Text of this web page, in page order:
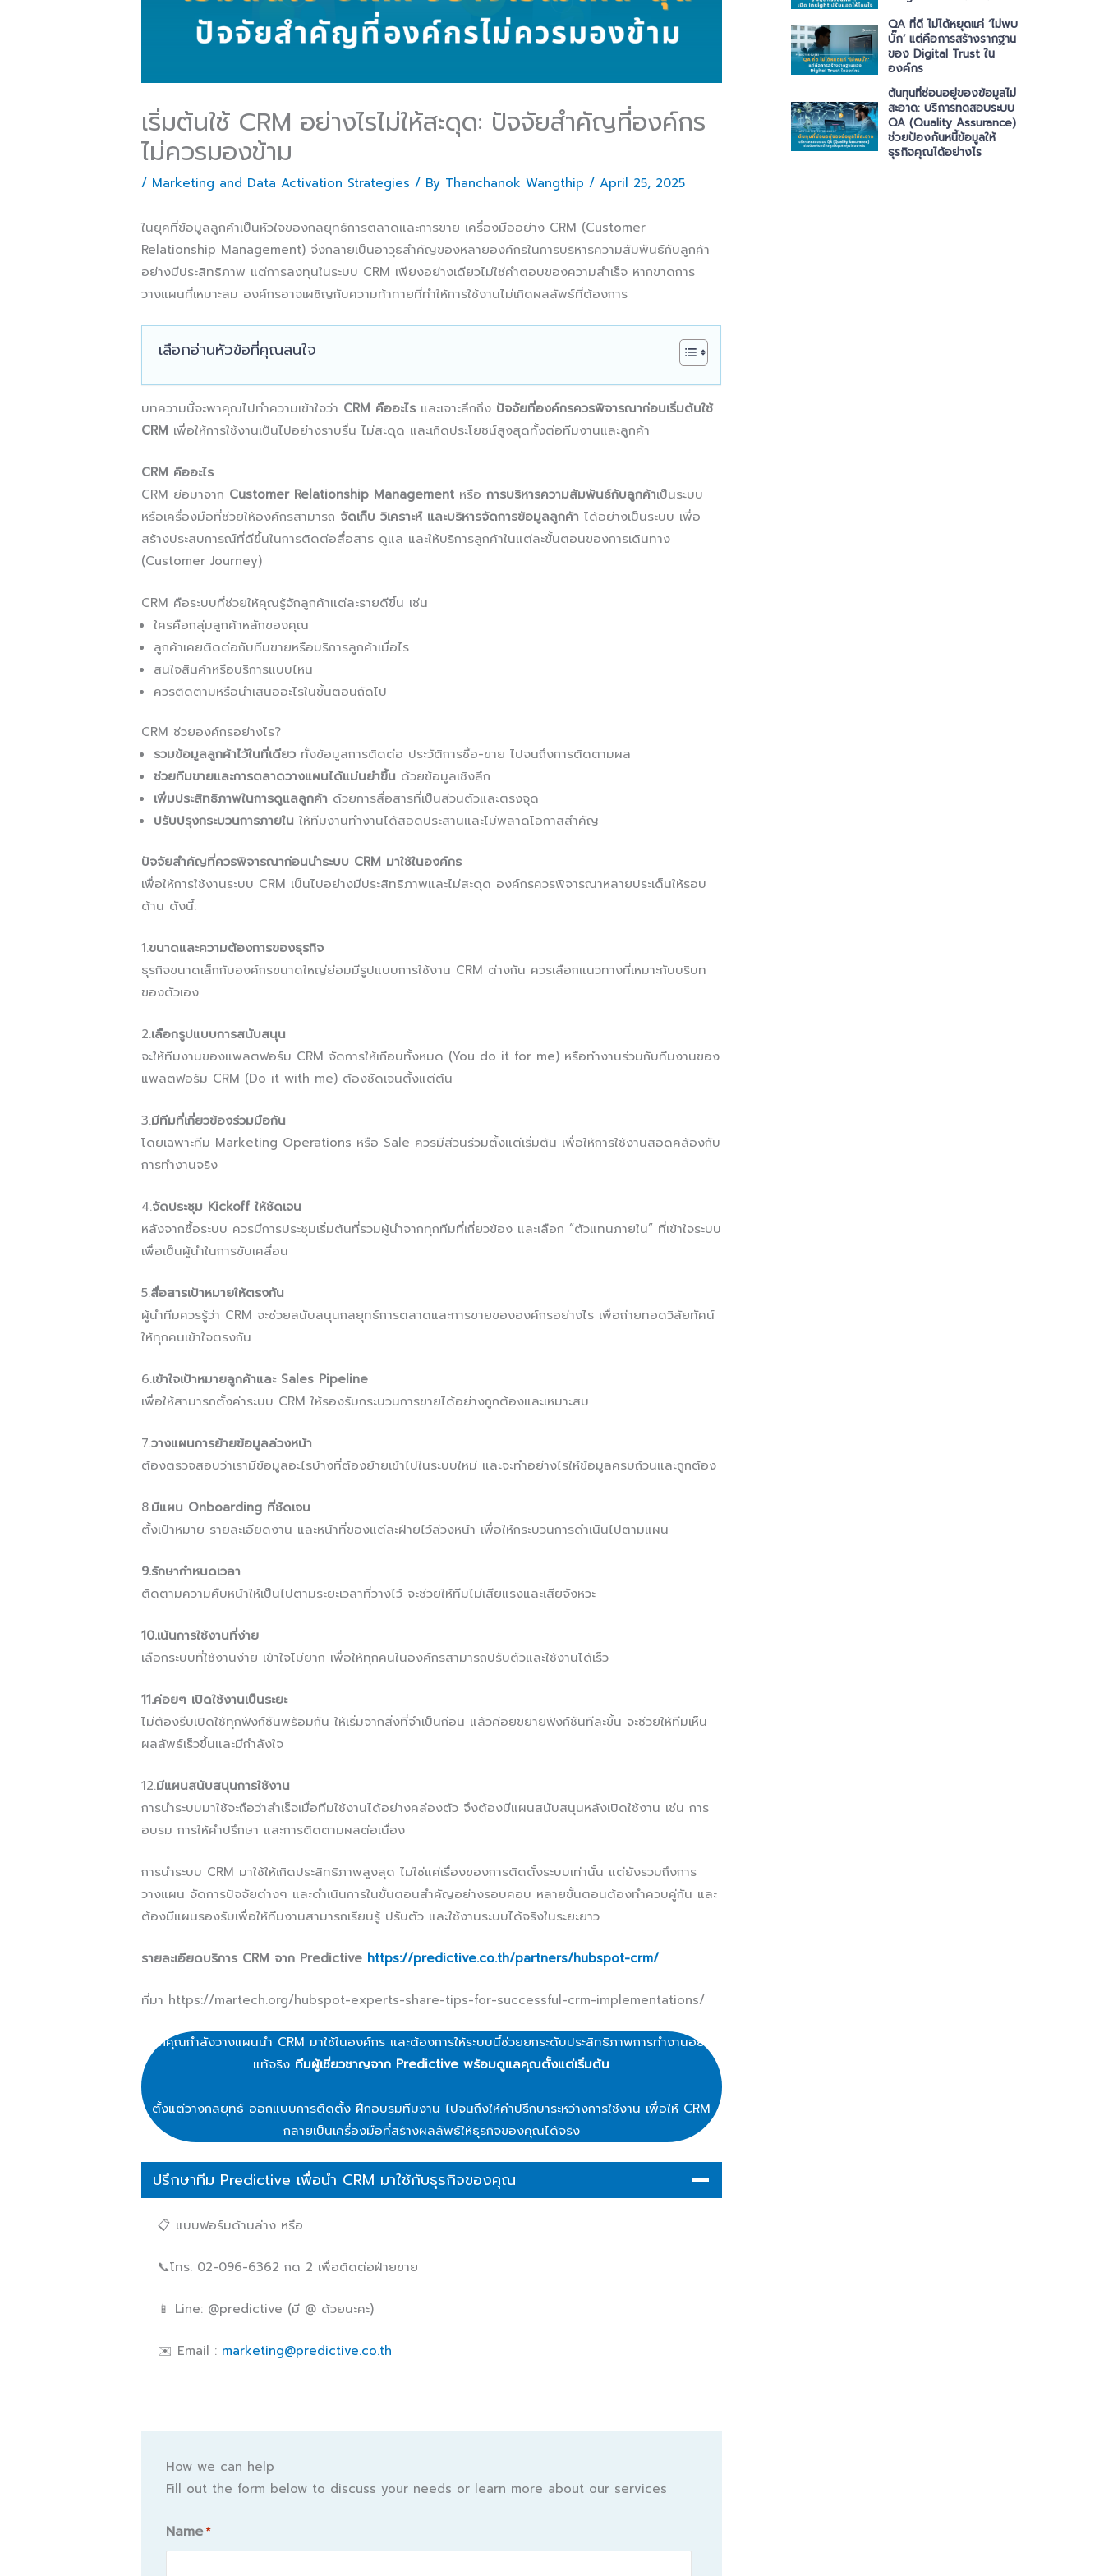
เริ่มต้นใช้ CRM อย่างไรไม่ให้สะดุด: ปัจจัยสำคัญที่องค์กร
ไม่ควรมองข้าม
/ Marketing and Data Activation Strategies / By Thanchanok Wangthip / April 25, 2025
ในยุคที่ข้อมูลลูกค้าเป็นหัวใจของกลยุทธ์การตลาดและการขาย เครื่องมืออย่าง CRM (Customer
Relationship Management) จึงกลายเป็นอาวุธสำคัญของหลายองค์กรในการบริหารความสัมพันธ์กับลูกค้า
อย่างมีประสิทธิภาพ แต่การลงทุนในระบบ CRM เพียงอย่างเดียวไม่ใช่คำตอบของความสำเร็จ หากขาดการ
วางแผนที่เหมาะสม องค์กรอาจเผชิญกับความท้าทายที่ทำให้การใช้งานไม่เกิดผลลัพธ์ที่ต้องการ
เลือกอ่านหัวข้อที่คุณสนใจ
บทความนี้จะพาคุณไปทำความเข้าใจว่า CRM คืออะไร และเจาะลึกถึง ปัจจัยที่องค์กรควรพิจารณาก่อนเริ่มต้นใช้
CRM เพื่อให้การใช้งานเป็นไปอย่างราบรื่น ไม่สะดุด และเกิดประโยชน์สูงสุดทั้งต่อทีมงานและลูกค้า
CRM คืออะไร
CRM ย่อมาจาก Customer Relationship Management หรือ การบริหารความสัมพันธ์กับลูกค้าเป็นระบบ
หรือเครื่องมือที่ช่วยให้องค์กรสามารถ จัดเก็บ วิเคราะห์ และบริหารจัดการข้อมูลลูกค้า ได้อย่างเป็นระบบ เพื่อ
สร้างประสบการณ์ที่ดีขึ้นในการติดต่อสื่อสาร ดูแล และให้บริการลูกค้าในแต่ละขั้นตอนของการเดินทาง
(Customer Journey)
CRM คือระบบที่ช่วยให้คุณรู้จักลูกค้าแต่ละรายดีขึ้น เช่น
ใครคือกลุ่มลูกค้าหลักของคุณ
ลูกค้าเคยติดต่อกับทีมขายหรือบริการลูกค้าเมื่อไร
สนใจสินค้าหรือบริการแบบไหน
ควรติดตามหรือนำเสนออะไรในขั้นตอนถัดไป
CRM ช่วยองค์กรอย่างไร?
รวมข้อมูลลูกค้าไว้ในที่เดียว ทั้งข้อมูลการติดต่อ ประวัติการซื้อ-ขาย ไปจนถึงการติดตามผล
ช่วยทีมขายและการตลาดวางแผนได้แม่นยำขึ้น ด้วยข้อมูลเชิงลึก
เพิ่มประสิทธิภาพในการดูแลลูกค้า ด้วยการสื่อสารที่เป็นส่วนตัวและตรงจุด
ปรับปรุงกระบวนการภายใน ให้ทีมงานทำงานได้สอดประสานและไม่พลาดโอกาสสำคัญ
ปัจจัยสำคัญที่ควรพิจารณาก่อนนำระบบ CRM มาใช้ในองค์กร
เพื่อให้การใช้งานระบบ CRM เป็นไปอย่างมีประสิทธิภาพและไม่สะดุด องค์กรควรพิจารณาหลายประเด็นให้รอบ
ด้าน ดังนี้:
1.ขนาดและความต้องการของธุรกิจ
ธุรกิจขนาดเล็กกับองค์กรขนาดใหญ่ย่อมมีรูปแบบการใช้งาน CRM ต่างกัน ควรเลือกแนวทางที่เหมาะกับบริบท
ของตัวเอง
2.เลือกรูปแบบการสนับสนุน
จะให้ทีมงานของแพลตฟอร์ม CRM จัดการให้เกือบทั้งหมด (You do it for me) หรือทำงานร่วมกับทีมงานของ
แพลตฟอร์ม CRM (Do it with me) ต้องชัดเจนตั้งแต่ต้น
3.มีทีมที่เกี่ยวข้องร่วมมือกัน
โดยเฉพาะทีม Marketing Operations หรือ Sale ควรมีส่วนร่วมตั้งแต่เริ่มต้น เพื่อให้การใช้งานสอดคล้องกับ
การทำงานจริง
4.จัดประชุม Kickoff ให้ชัดเจน
หลังจากซื้อระบบ ควรมีการประชุมเริ่มต้นที่รวมผู้นำจากทุกทีมที่เกี่ยวข้อง และเลือก “ตัวแทนภายใน” ที่เข้าใจระบบ
เพื่อเป็นผู้นำในการขับเคลื่อน
5.สื่อสารเป้าหมายให้ตรงกัน
ผู้นำทีมควรรู้ว่า CRM จะช่วยสนับสนุนกลยุทธ์การตลาดและการขายขององค์กรอย่างไร เพื่อถ่ายทอดวิสัยทัศน์
ให้ทุกคนเข้าใจตรงกัน
6.เข้าใจเป้าหมายลูกค้าและ Sales Pipeline
เพื่อให้สามารถตั้งค่าระบบ CRM ให้รองรับกระบวนการขายได้อย่างถูกต้องและเหมาะสม
7.วางแผนการย้ายข้อมูลล่วงหน้า
ต้องตรวจสอบว่าเรามีข้อมูลอะไรบ้างที่ต้องย้ายเข้าไปในระบบใหม่ และจะทำอย่างไรให้ข้อมูลครบถ้วนและถูกต้อง
8.มีแผน Onboarding ที่ชัดเจน
ตั้งเป้าหมาย รายละเอียดงาน และหน้าที่ของแต่ละฝ่ายไว้ล่วงหน้า เพื่อให้กระบวนการดำเนินไปตามแผน
9.รักษากำหนดเวลา
ติดตามความคืบหน้าให้เป็นไปตามระยะเวลาที่วางไว้ จะช่วยให้ทีมไม่เสียแรงและเสียจังหวะ
10.เน้นการใช้งานที่ง่าย
เลือกระบบที่ใช้งานง่าย เข้าใจไม่ยาก เพื่อให้ทุกคนในองค์กรสามารถปรับตัวและใช้งานได้เร็ว
11.ค่อยๆ เปิดใช้งานเป็นระยะ
ไม่ต้องรีบเปิดใช้ทุกฟังก์ชันพร้อมกัน ให้เริ่มจากสิ่งที่จำเป็นก่อน แล้วค่อยขยายฟังก์ชันทีละขั้น จะช่วยให้ทีมเห็น
ผลลัพธ์เร็วขึ้นและมีกำลังใจ
12.มีแผนสนับสนุนการใช้งาน
การนำระบบมาใช้จะถือว่าสำเร็จเมื่อทีมใช้งานได้อย่างคล่องตัว จึงต้องมีแผนสนับสนุนหลังเปิดใช้งาน เช่น การ
อบรม การให้คำปรึกษา และการติดตามผลต่อเนื่อง
การนำระบบ CRM มาใช้ให้เกิดประสิทธิภาพสูงสุด ไม่ใช่แค่เรื่องของการติดตั้งระบบเท่านั้น แต่ยังรวมถึงการ
วางแผน จัดการปัจจัยต่างๆ และดำเนินการในขั้นตอนสำคัญอย่างรอบคอบ หลายขั้นตอนต้องทำควบคู่กัน และ
ต้องมีแผนรองรับเพื่อให้ทีมงานสามารถเรียนรู้ ปรับตัว และใช้งานระบบได้จริงในระยะยาว
รายละเอียดบริการ CRM จาก Predictive https://predictive.co.th/partners/hubspot-crm/
ที่มา https://martech.org/hubspot-experts-share-tips-for-successful-crm-implementations/
หากคุณกำลังวางแผนนำ CRM มาใช้ในองค์กร และต้องการให้ระบบนี้ช่วยยกระดับประสิทธิภาพการทำงานอย่าง
แท้จริง ทีมผู้เชี่ยวชาญจาก Predictive พร้อมดูแลคุณตั้งแต่เริ่มต้น
ตั้งแต่วางกลยุทธ์ ออกแบบการติดตั้ง ฝึกอบรมทีมงาน ไปจนถึงให้คำปรึกษาระหว่างการใช้งาน เพื่อให้ CRM
กลายเป็นเครื่องมือที่สร้างผลลัพธ์ให้ธุรกิจของคุณได้จริง
ปรึกษาทีม Predictive เพื่อนำ CRM มาใช้กับธุรกิจของคุณ
📋 แบบฟอร์มด้านล่าง หรือ
📞โทร. 02-096-6362 กด 2 เพื่อติดต่อฝ่ายขาย
📱 Line: @predictive (มี @ ด้วยนะคะ)
✉️ Email : marketing@predictive.co.th
How we can help
Fill out the form below to discuss your needs or learn more about our services
Name *
Name
QA ที่ดี ไม่ได้หยุดแค่ ‘ไม่พบ
บั๊ก’ แต่คือการสร้างรากฐาน
ของ Digital Trust ใน
องค์กร
ต้นทุนที่ซ่อนอยู่ของข้อมูลไม่
สะอาด: บริการทดสอบระบบ
QA (Quality Assurance)
ช่วยป้องกันหนี้ข้อมูลให้
ธุรกิจคุณได้อย่างไร